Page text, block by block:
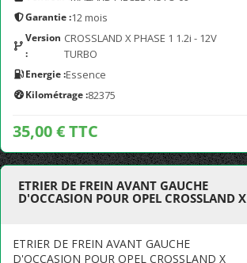
Garantie :12 mois
Version
:
CROSSLAND X PHASE 1 1.2i - 12V
TURBO
Energie :Essence
Kilométrage :82375
35,00 € TTC
ETRIER DE FREIN AVANT GAUCHE
D'OCCASION POUR OPEL CROSSLAND X
ETRIER DE FREIN AVANT GAUCHE
D'OCCASION POUR OPEL CROSSLAND X